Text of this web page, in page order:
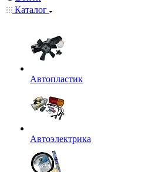
Каталог
Автопластик
Автоэлектрика